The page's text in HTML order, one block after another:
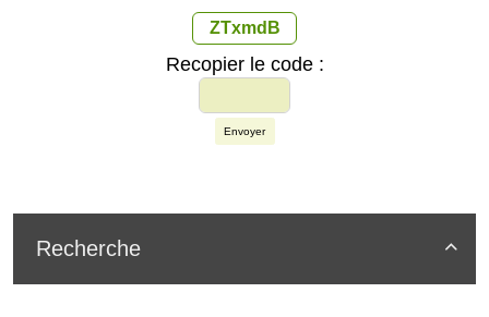
ZTxmdB
Recopier le code :
Envoyer

Recherche